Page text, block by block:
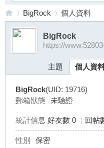
台›
BigRock 個人資料
BigRock
https://
主題 個人資
BigRock(UID: 19716)
郵箱狀態 未驗證
統計信息 好友數 0 | 回帖
性別 保密